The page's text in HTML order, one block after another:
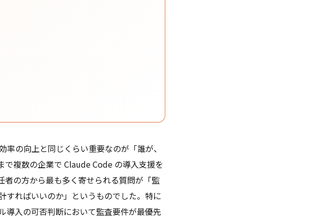
の向上と同じくらい重要なのが「誰が、
複数の企業で Claude Code の導入支援を
の方から最も多く寄せられる質問が「監
すればいいのか」というものでした。特に
導入の可否判断において監査要件が最優先